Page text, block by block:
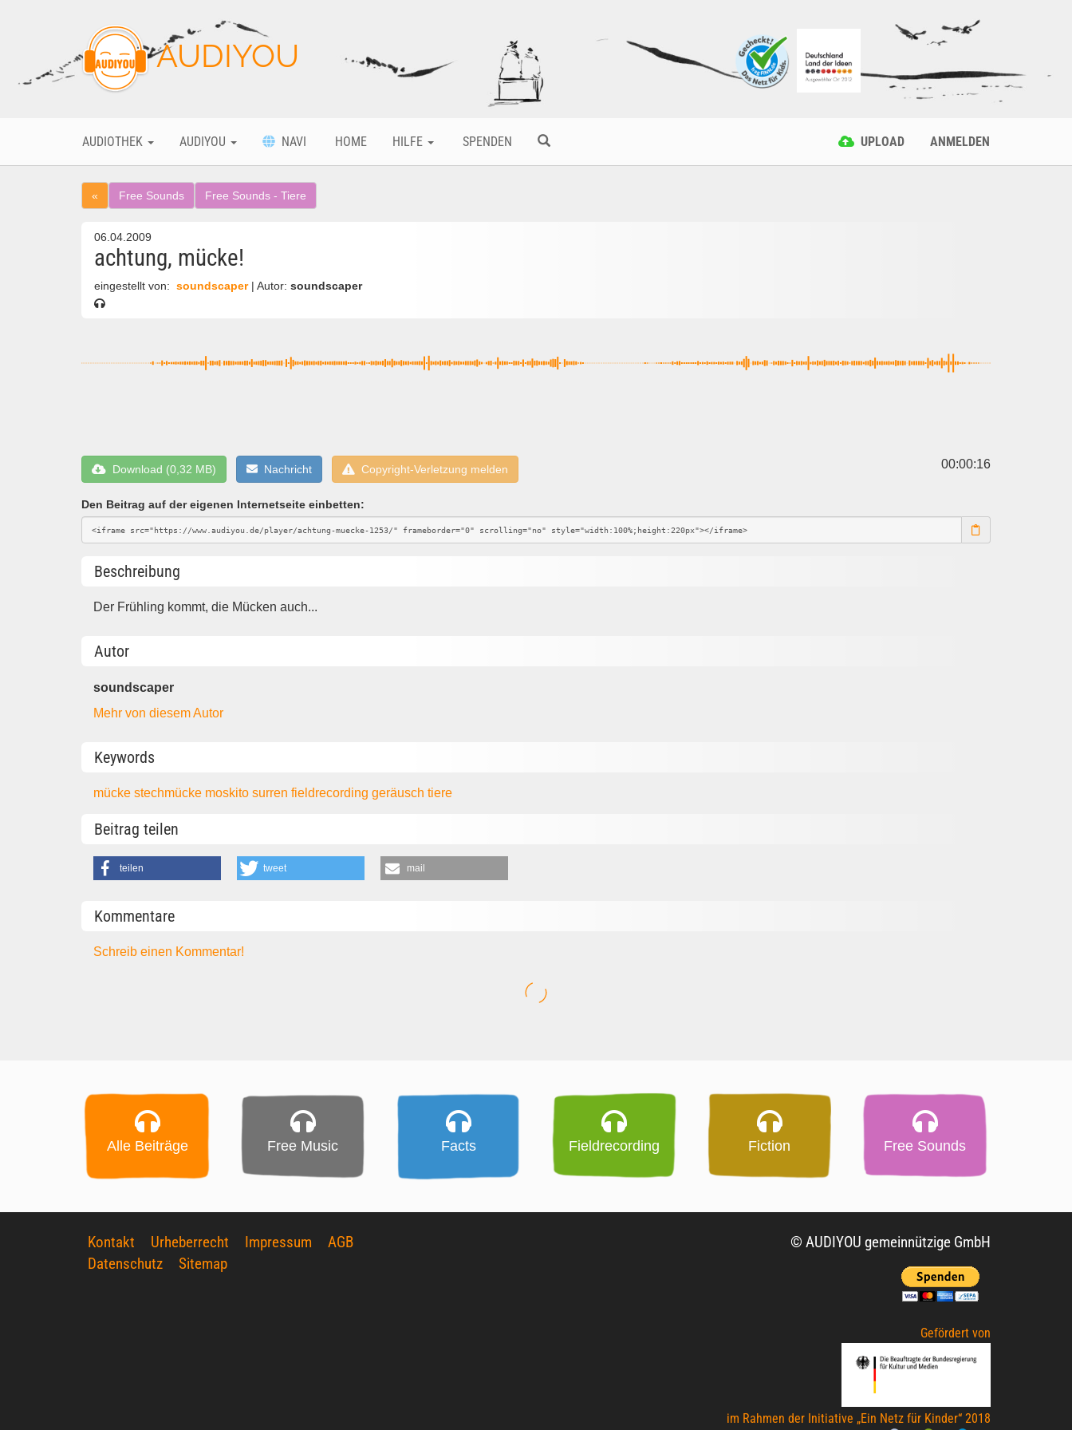
AUDIYOU
AUDIOTHEK AUDIYOU NAVI HOME HILFE SPENDEN UPLOAD ANMELDEN
« Free Sounds Free Sounds - Tiere
06.04.2009
achtung, mücke!
eingestellt von: soundscaper | Autor: soundscaper
Download (0,32 MB) Nachricht Copyright-Verletzung melden 00:00:16
Den Beitrag auf der eigenen Internetseite einbetten:
Beschreibung
Der Frühling kommt, die Mücken auch...
Autor
soundscaper
Mehr von diesem Autor
Keywords
mückestechmücke moskitosurrenfieldrecordinggeräuschtiere
Beitrag teilen
teilen tweet mail
Kommentare
Schreib einen Kommentar!
Alle Beiträge Free Music Facts Fieldrecording Fiction Free Sounds
Kontakt Urheberrecht Impressum
AGB
Datenschutz
Sitemap
© AUDIYOU gemeinnützige GmbH
Gefördert von
im Rahmen der Initiative „Ein Netz für Kinder“ 2018